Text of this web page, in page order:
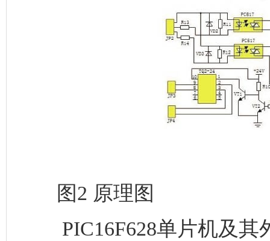
PIC16F628单片机及其
PIC16F628单片机是由
CMOS闪存单片机之一，该
能。其总线结构采取数据
(Harvord)结构，具有很高